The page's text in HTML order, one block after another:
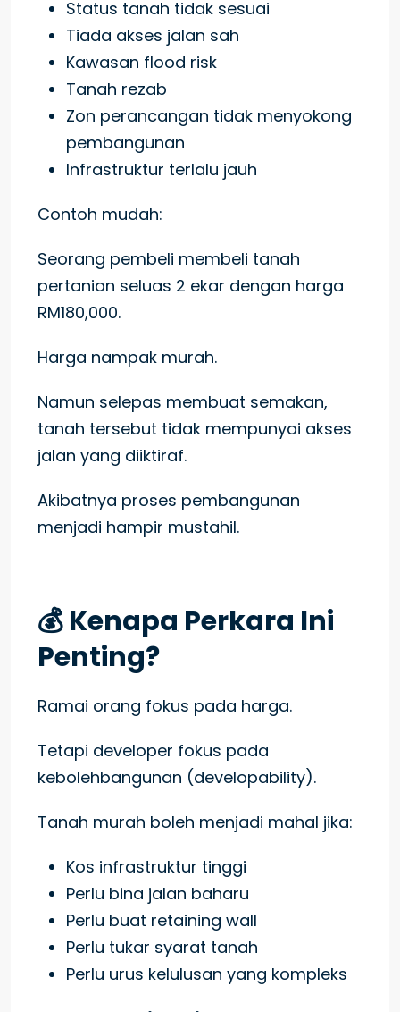
Status tanah tidak sesuai
Tiada akses jalan sah
Kawasan flood risk
Tanah rezab
Zon perancangan tidak menyokong
pembangunan
Infrastruktur terlalu jauh
Contoh mudah:
Seorang pembeli membeli tanah
pertanian seluas 2 ekar dengan harga
RM180,000.
Harga nampak murah.
Namun selepas membuat semakan,
tanah tersebut tidak mempunyai akses
jalan yang diiktiraf.
Akibatnya proses pembangunan
menjadi hampir mustahil.
💰 Kenapa Perkara Ini
Penting?
Ramai orang fokus pada harga.
Tetapi developer fokus pada
kebolehbangunan (developability).
Tanah murah boleh menjadi mahal jika:
Kos infrastruktur tinggi
Perlu bina jalan baharu
Perlu buat retaining wall
Perlu tukar syarat tanah
Perlu urus kelulusan yang kompleks